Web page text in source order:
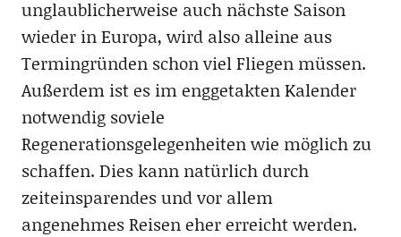
unglaublicherweise auch nächste Saison
wieder in Europa, wird also alleine aus
Termingründen schon viel Fliegen müssen.
Außerdem ist es im enggetakten Kalender
notwendig soviele
Regenerationsgelegenheiten wie möglich zu
schaffen. Dies kann natürlich durch
zeiteinsparendes und vor allem
angenehmes Reisen eher erreicht werden.